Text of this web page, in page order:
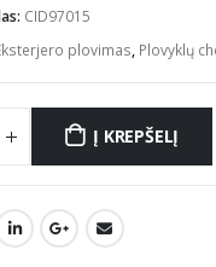
CID97015
plovimas, Plovyklų
Į KREPŠELĮ